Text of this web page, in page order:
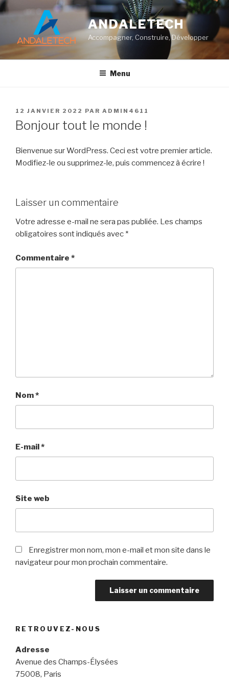
Aller
au
principal
ANDALETECH
Accompagner, Construire, Développer
Menu
PUBLIÉ
LE
12 JANVIER 2022 PAR ADMIN4611
Bonjour tout le monde !
Bienvenue sur WordPress. Ceci est votre premier article.
Modifiez-le ou supprimez-le, puis commencez à écrire !
Laisser un commentaire
Votre adresse e-mail ne sera pas publiée. Les champs
obligatoires sont indiqués avec *
Commentaire *
Nom*
E-mail*
Site web
Enregistrer mon nom, mon e-mail et mon site dans le
navigateur pour mon prochain commentaire.
RETROUVEZ-NOUS
Adresse
Avenue des Champs-Élysées
75008, Paris